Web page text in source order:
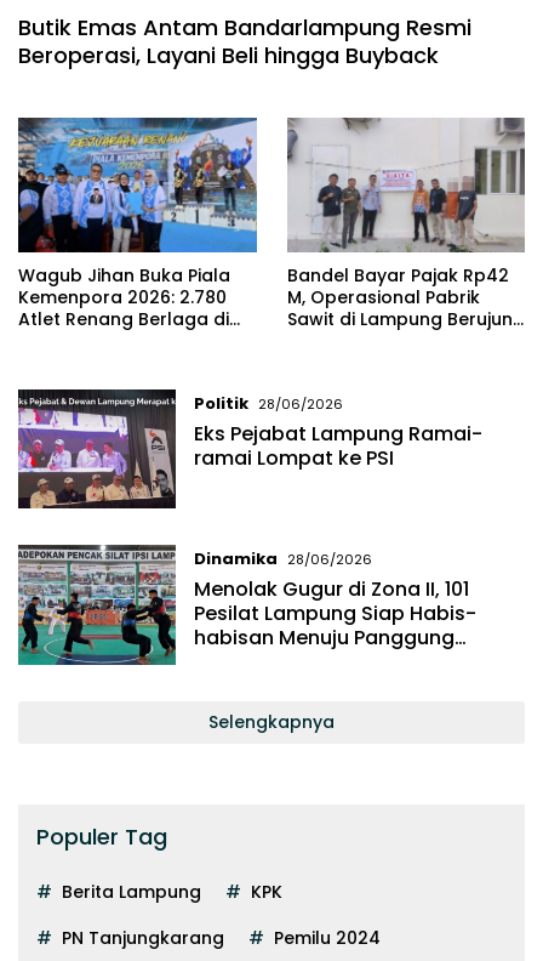
Butik Emas Antam Bandarlampung Resmi
Beroperasi, Layani Beli hingga Buyback
Wagub Jihan Buka Piala
Kemenpora 2026: 2.780
Atlet Renang Berlaga di
Bandel Bayar Pajak Rp42
M, Operasional Pabrik
Sawit di Lampung Berujung
Politik 28/06/2026
Eks Pejabat Lampung Ramai-
ramai Lompat ke PSI
Dinamika 28/06/2026
Menolak Gugur di Zona II, 101
Pesilat Lampung Siap Habis-
habisan Menuju Panggung
Selengkapnya
Populer Tag
Berita Lampung
KPK
PN Tanjungkarang
Pemilu 2024